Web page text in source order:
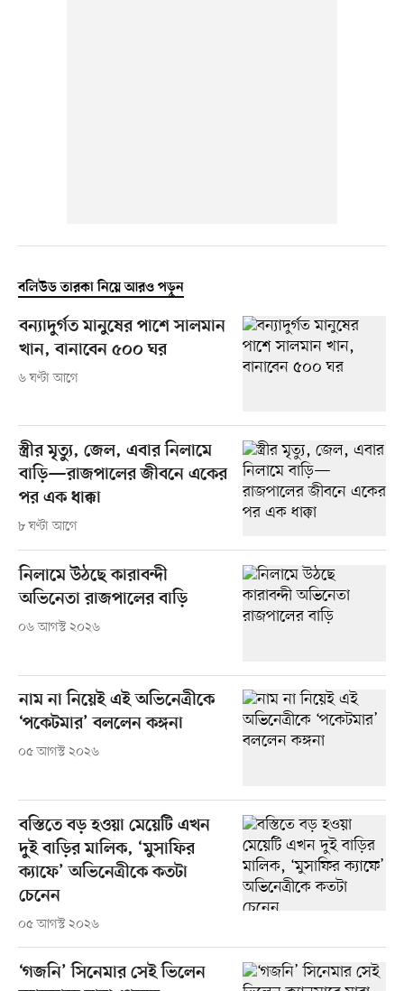
বলিউড তারকা নিয়ে আরও পড়ুন
বন্যাদুর্গত মানুষের পাশে সালমান
খান, বানাবেন ৫০০ ঘর
৬ ঘণ্টা আগে
স্ত্রীর মৃত্যু, জেল, এবার নিলামে
বাড়ি—রাজপালের জীবনে একের
পর এক ধাক্কা
৮ ঘণ্টা আগে
নিলামে উঠছে কারাবন্দী
অভিনেতা রাজপালের বাড়ি
০৬ আগস্ট ২০২৬
নাম না নিয়েই এই অভিনেত্রীকে
‘পকেটমার’ বললেন কঙ্গনা
০৫ আগস্ট ২০২৬
বস্তিতে বড় হওয়া মেয়েটি এখন
দুই বাড়ির মালিক, ‘মুসাফির
ক্যাফে’ অভিনেত্রীকে কতটা
চেনেন
০৫ আগস্ট ২০২৬
‘গজনি’ সিনেমার সেই ভিলেন